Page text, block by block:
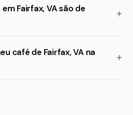
Fairfax, VA são de
café de Fairfax, VA na